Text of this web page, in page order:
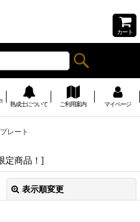
カート
熟成士について ご利用案内 マイページ
レート
定商品！ ]
表示順変更